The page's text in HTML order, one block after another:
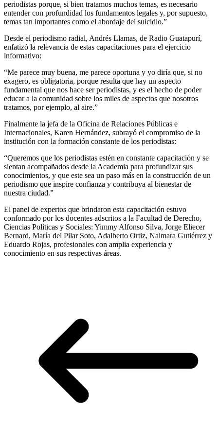
periodistas porque, si bien tratamos muchos temas, es necesario
entender con profundidad los fundamentos legales y, por supuesto,
temas tan importantes como el abordaje del suicidio.”
Desde el periodismo radial, Andrés Llamas, de Radio Guatapurí,
enfatizó la relevancia de estas capacitaciones para el ejercicio
informativo:
“Me parece muy buena, me parece oportuna y yo diría que, si no
exagero, es obligatoria, porque resulta que hay un aspecto
fundamental que nos hace ser periodistas, y es el hecho de poder
educar a la comunidad sobre los miles de aspectos que nosotros
tratamos, por ejemplo, al aire.”
Finalmente la jefa de la Oficina de Relaciones Públicas e
Internacionales, Karen Hernández, subrayó el compromiso de la
institución con la formación constante de los periodistas:
“Queremos que los periodistas estén en constante capacitación y se
sientan acompañados desde la Academia para profundizar sus
conocimientos, y que este sea un paso más en la construcción de un
periodismo que inspire confianza y contribuya al bienestar de
nuestra ciudad.”
El panel de expertos que brindaron esta capacitación estuvo
conformado por los docentes adscritos a la Facultad de Derecho,
Ciencias Políticas y Sociales: Yimmy Alfonso Silva, Jorge Eliecer
Bernard, María del Pilar Soto, Adalberto Ortiz, Naimara Gutiérrez y
Eduardo Rojas, profesionales con amplia experiencia y
conocimiento en sus respectivas áreas.